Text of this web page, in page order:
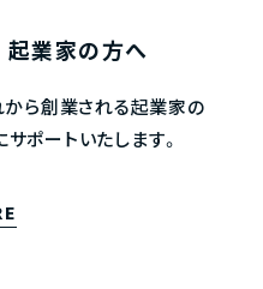
起業家の方へ
から創業される起業家の
ポートいたします。